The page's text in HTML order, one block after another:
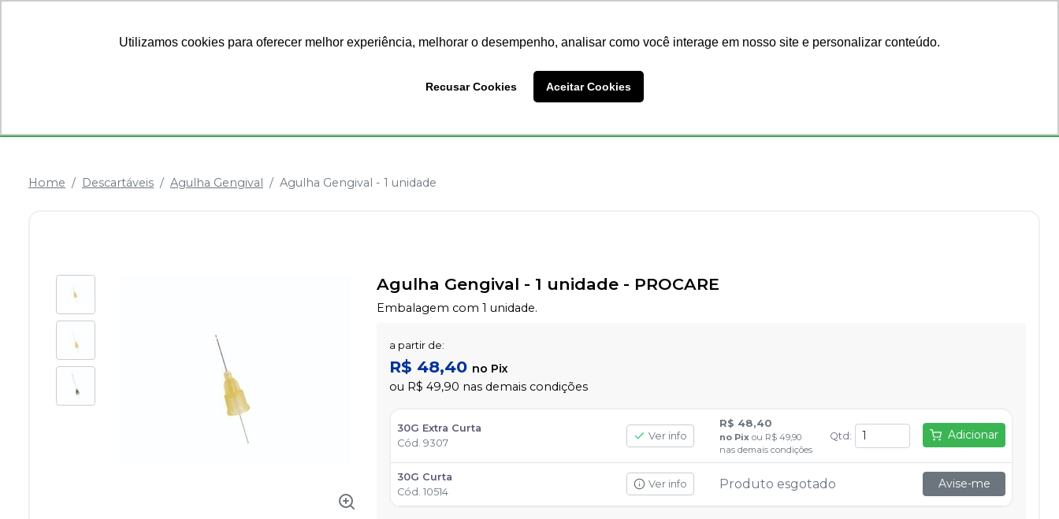
Utilizamos cookies para oferecer melhor experiência, melhorar o desempenho, analisar como você interage em nosso site e personalizar conteúdo.
Recusar Cookies Aceitar Cookies
Home Descartáveis Agulha Gengival Agulha Gengival - 1 unidade
Agulha Gengival - 1 unidade - PROCARE
Embalagem com 1 unidade.
a partir de:
R$ 48,40 no Pix
ou R$ 49,90 nas demais condições
30G Extra Curta
Cód. 9307
Ver info
R$ 48,40
no Pix ou R$ 49,90
nas demais condições
Qtd: Adicionar
30G Curta
Cód. 10514
Ver info Produto esgotado Avise-me